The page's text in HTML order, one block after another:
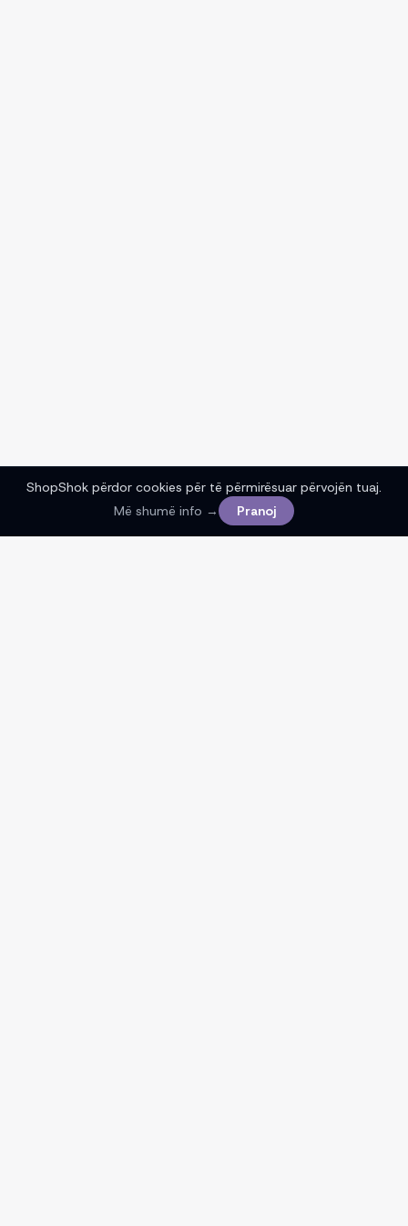
ShopShok përdor cookies për të përmirësuar përvojën tuaj.
Më shumë info →
Pranoj